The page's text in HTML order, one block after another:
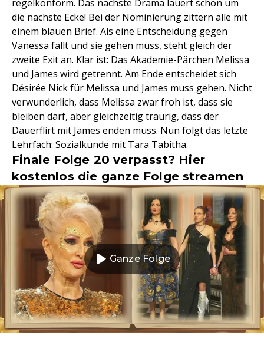
regelkonform. Das nächste Drama lauert schon um
die nächste Ecke! Bei der Nominierung zittern alle mit
einem blauen Brief. Als eine Entscheidung gegen
Vanessa fällt und sie gehen muss, steht gleich der
zweite Exit an. Klar ist: Das Akademie-Pärchen Melissa
und James wird getrennt. Am Ende entscheidet sich
Désirée Nick für Melissa und James muss gehen. Nicht
verwunderlich, dass Melissa zwar froh ist, dass sie
bleiben darf, aber gleichzeitig traurig, dass der
Dauerflirt mit James enden muss. Nun folgt das letzte
Lehrfach: Sozialkunde mit Tara Tabitha.
Finale Folge 20 verpasst? Hier
kostenlos die ganze Folge streamen
Ganze Folge